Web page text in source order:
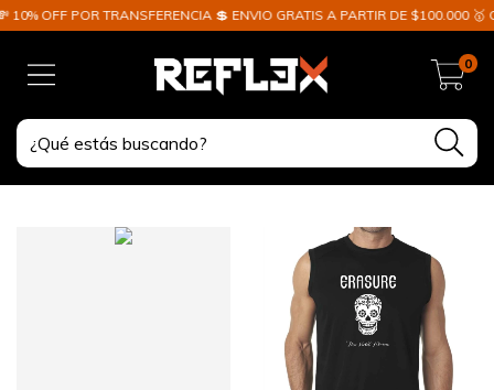
OFF POR TRANSFERENCIA 💲 ENVIO GRATIS A PARTIR DE $100.000 🥇
0